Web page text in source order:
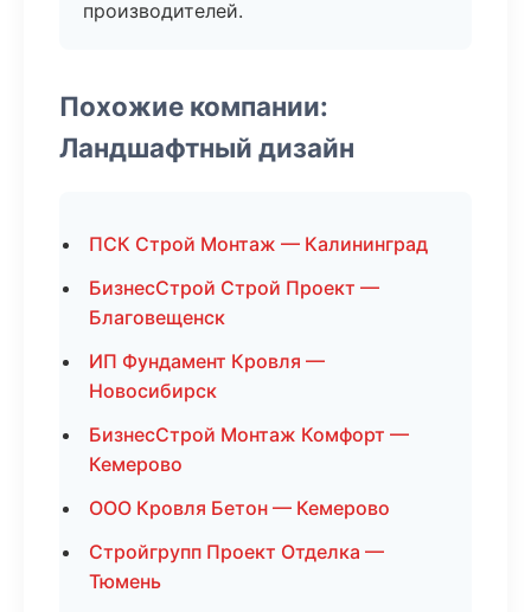
производителей.
Похожие компании:
Ландшафтный дизайн
ПСК Строй Монтаж — Калининград
БизнесСтрой Строй Проект —
Благовещенск
ИП Фундамент Кровля —
Новосибирск
БизнесСтрой Монтаж Комфорт —
Кемерово
ООО Кровля Бетон — Кемерово
Стройгрупп Проект Отделка —
Тюмень